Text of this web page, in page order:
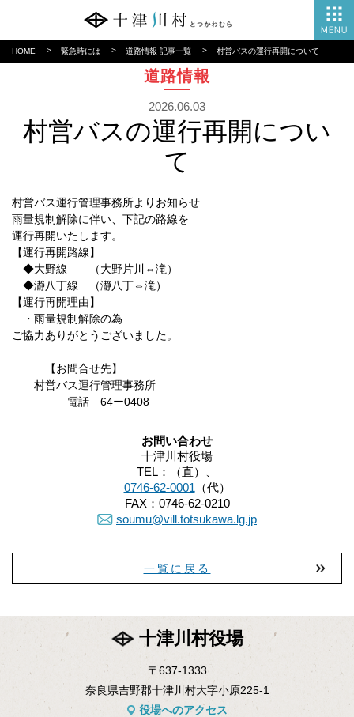
HOME 緊急時には 道路情報 記事一覧 村営バスの運行再開について
道路情報
2026.06.03
村営バスの運行再開につい
て
村営バス運行管理事務所よりお知らせ
雨量規制解除に伴い、下記の路線を
運行再開いたします。
【運行再開路線】
◆大野線 （大野片川⇔滝）
◆瀞八丁線 （瀞八丁⇔滝）
【運行再開理由】
・雨量規制解除の為
ご協力ありがとうございました。
【お問合せ先】
村営バス運行管理事務所
電話 64ー0408
お問い合わせ
十津川村役場
TEL：
（直）、
0746-62-0001 （代）
FAX： 0746-62-0210
soumu@vill.totsukawa.lg.jp
一覧に戻る
十津川村役場
〒637-1333
奈良県吉野郡十津川村大字小原225-1
役場へのアクセス